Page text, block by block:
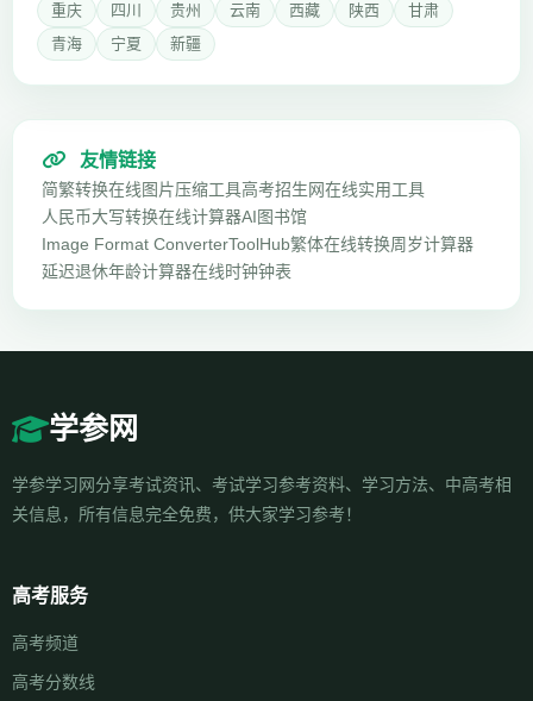
重庆
四川 贵州 云南 西藏 陕西
甘肃
青海
宁夏 新疆
友情链接
简繁转换在线图片压缩工具高考招生网在线实用工具
人民币大写转换在线计算器AI图书馆
Image Format ConverterToolHub繁体在线转换周岁计算器
延迟退休年龄计算器在线时钟钟表
学参网
学参学习网分享考试资讯、考试学习参考资料、学习方法、中高考相
关信息，所有信息完全免费，供大家学习参考！
高考服务
高考频道
高考分数线